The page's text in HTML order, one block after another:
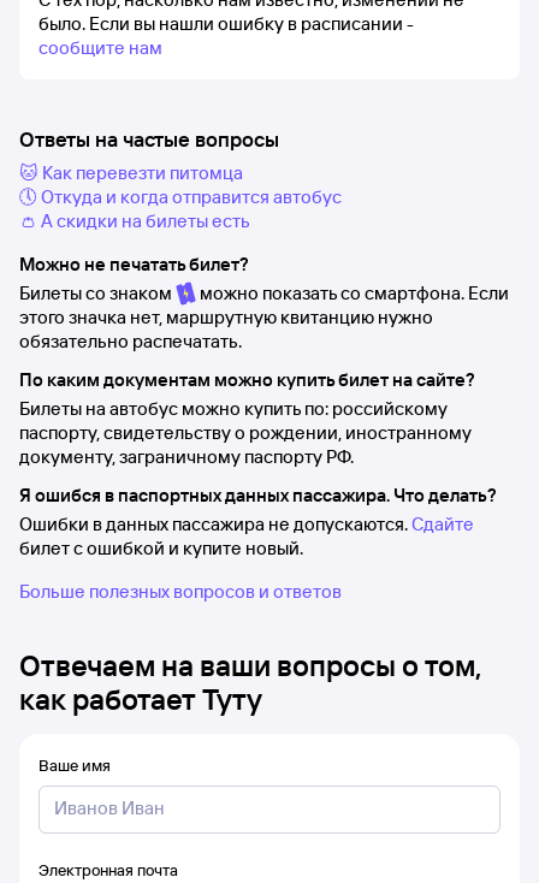
было. Если вы нашли ошибку в расписании -
сообщите нам
Ответы на частые вопросы
🐱 Как перевезти питомца
🕔 Откуда и когда отправится автобус
👛 А скидки на билеты есть
Можно не печатать билет?
Билеты со знаком
можно показать со смартфона. Если
этого значка нет, маршрутную квитанцию нужно
обязательно распечатать.
По каким документам можно купить билет на сайте?
Билеты на автобус можно купить по: российскому
паспорту, свидетельству о рождении, иностранному
документу, заграничному паспорту РФ.
Я ошибся в паспортных данных пассажира. Что делать?
Ошибки в данных пассажира не допускаются.Сдайте
билет с ошибкой и купите новый.
Больше полезных вопросов и ответов
Отвечаем на ваши вопросы о том,
как работает Туту
Ваше имя
Электронная почта